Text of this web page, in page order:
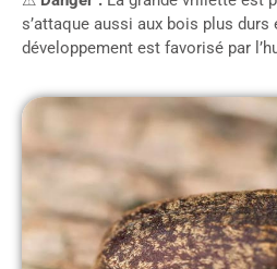
s’attaque aussi aux bois plus durs
développement est favorisé par